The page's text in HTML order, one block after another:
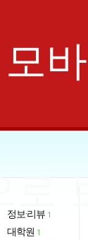
모
로
정보·리뷰 1
대학원 1